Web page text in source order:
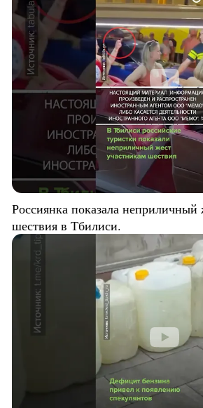
Россиянка показала неприличный
шествия в Тбилиси.